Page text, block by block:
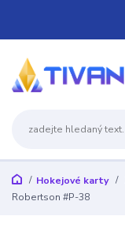
Hokejové karty
Robertson #P-38